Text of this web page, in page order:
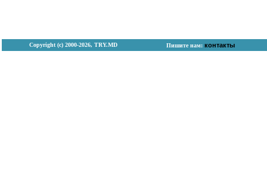
Copyright (с) 2000-2026, TRY.MD Пишите нам: контакты